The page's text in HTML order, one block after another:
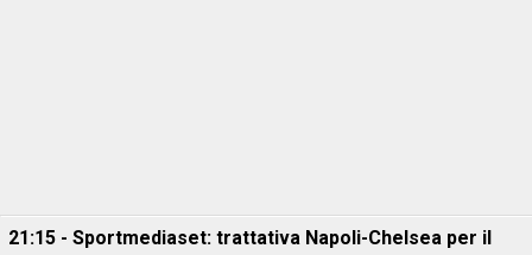
21:15 - Sportmediaset: trattativa Napoli-Chelsea per il